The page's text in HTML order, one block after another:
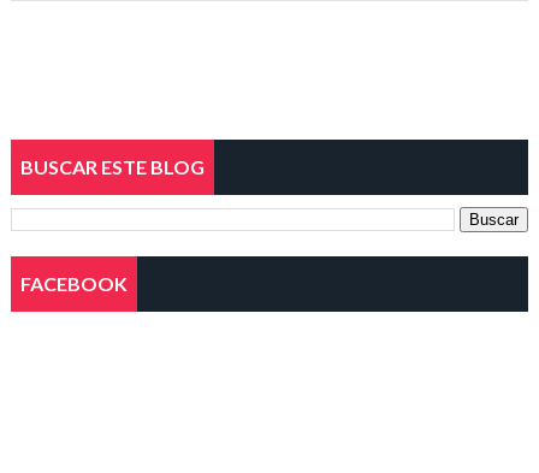
BUSCAR ESTE BLOG
FACEBOOK